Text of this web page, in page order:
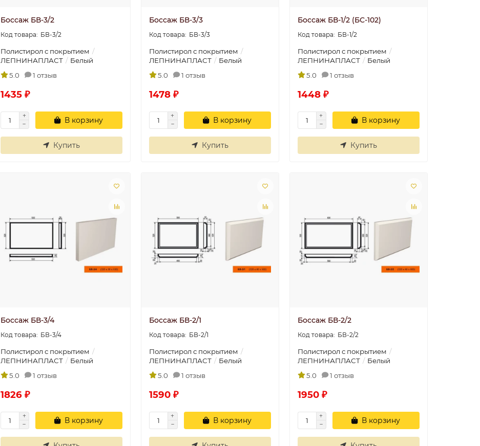
Боссаж БВ-3/2
БВ-3/2
Полистирол с покрытием
ЛЕПНИНАПЛАСТ
Белый
5.0
1 отзыв
1435 ₽
В корзину
Купить
Боссаж БВ-3/3
БВ-3/3
Полистирол с покрытием
ЛЕПНИНАПЛАСТ
Белый
5.0
1 отзыв
1478 ₽
В корзину
Купить
Боссаж БВ-1/2 (БС-102)
БВ-1/2
Полистирол с покрытием
ЛЕПНИНАПЛАСТ
Белый
5.0
1 отзыв
1448 ₽
В корзину
Купить
Боссаж БВ-3/4
БВ-3/4
Полистирол с покрытием
ЛЕПНИНАПЛАСТ
Белый
5.0
1 отзыв
1826 ₽
В корзину
Боссаж БВ-2/1
БВ-2/1
Полистирол с покрытием
ЛЕПНИНАПЛАСТ
Белый
5.0
1 отзыв
1590 ₽
В корзину
Боссаж БВ-2/2
БВ-2/2
Полистирол с покрытием
ЛЕПНИНАПЛАСТ
Белый
5.0
1 отзыв
1950 ₽
В корзину